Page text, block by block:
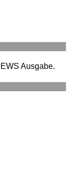
Ausgabe.